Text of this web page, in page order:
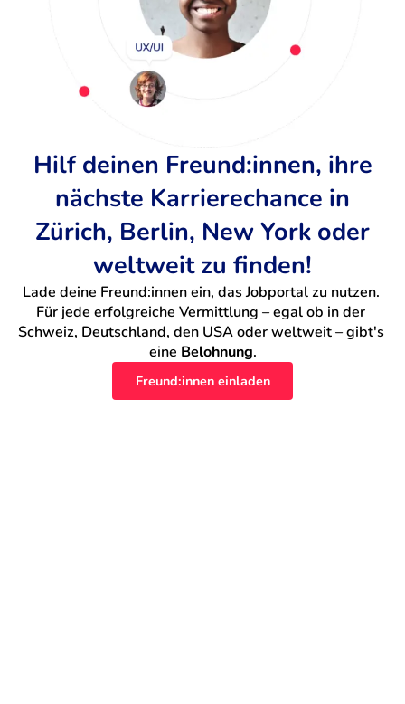
Hilf deinen Freund:innen, ihre
nächste Karrierechance in
Zürich, Berlin, New York oder
weltweit zu finden!
Lade deine Freund:innen ein, das Jobportal zu nutzen.
Für jede erfolgreiche Vermittlung – egal ob in der
Schweiz, Deutschland, den USA oder weltweit – gibt's
eine Belohnung.
Freund:innen einladen